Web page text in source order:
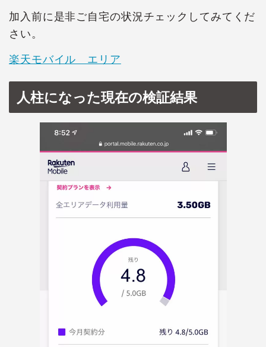
加入前に是非ご自宅の状況チェックしてみてくだ
さい。
楽天モバイル エリア
人柱になった現在の検証結果